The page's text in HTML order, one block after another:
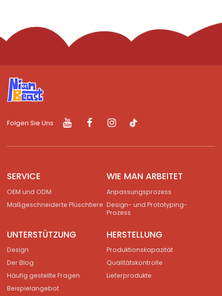
Folgen Sie Uns
SERVICE
OEM und ODM
Maßgeschneiderte Plüschtiere
WIE MAN ARBEITET
Anpassungsprozess
Design- und Prototyping-
Prozess
UNTERSTÜTZUNG
Design
Der Blog
Häufig gestellte Fragen
Beispielangebot
HERSTELLUNG
Produktionskapazität
Qualitätskontrolle
Lieferprodukte